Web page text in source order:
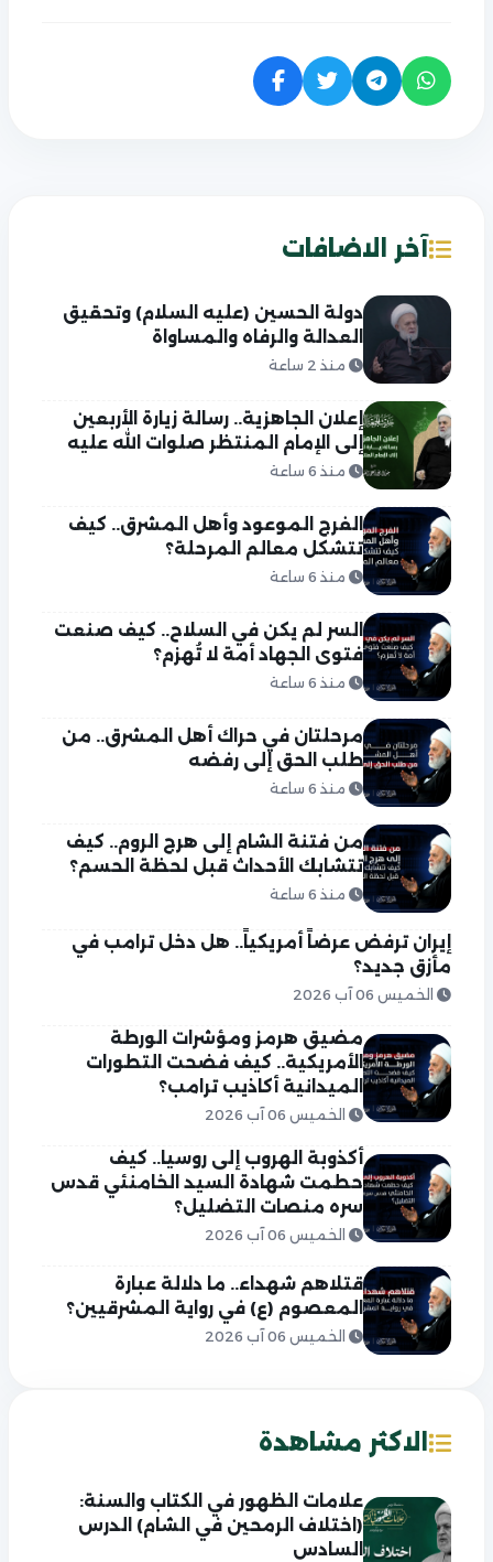
آخر الاضافات
دولة الحسين (عليه السلام) وتحقيق
العدالة والرفاه والمساواة
منذ 2 ساعة
إعلان الجاهزية.. رسالة زيارة الأربعين
إلى الإمام المنتظر صلوات الله عليه
منذ 6 ساعة
الفرج الموعود وأهل المشرق.. كيف
تتشكل معالم المرحلة؟
منذ 6 ساعة
السر لم يكن في السلاح.. كيف صنعت
فتوى الجهاد أمة لا تُهزم؟
منذ 6 ساعة
مرحلتان في حراك أهل المشرق.. من
طلب الحق إلى رفضه
منذ 6 ساعة
من فتنة الشام إلى هرج الروم.. كيف
تتشابك الأحداث قبل لحظة الحسم؟
منذ 6 ساعة
إيران ترفض عرضاً أمريكياً.. هل دخل ترامب في
مأزق جديد؟
الخميس 06 آب 2026
مضيق هرمز ومؤشرات الورطة
الأمريكية.. كيف فضحت التطورات
الميدانية أكاذيب ترامب؟
الخميس 06 آب 2026
أكذوبة الهروب إلى روسيا.. كيف
حطمت شهادة السيد الخامنئي قدس
سره منصات التضليل؟
الخميس 06 آب 2026
قتلاهم شهداء.. ما دلالة عبارة
المعصوم (ع) في رواية المشرقيين؟
الخميس 06 آب 2026
الاكثر مشاهدة
علامات الظهور في الكتاب والسنة:
(اختلاف الرمحين في الشام) الدرس
السادس